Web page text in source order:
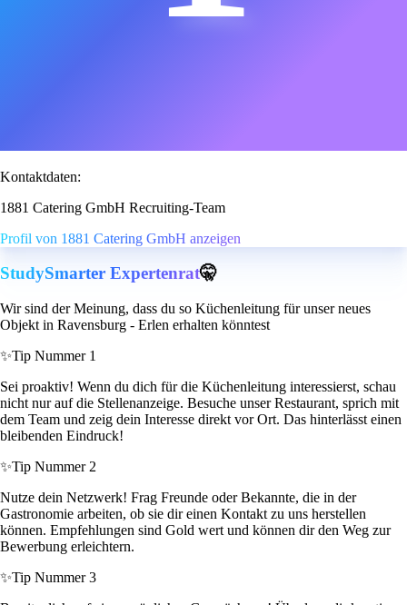
Kontaktdaten:
1881 Catering GmbH Recruiting-Team
Profil von 1881 Catering GmbH anzeigen
StudySmarter Expertenrat🤫
Wir sind der Meinung, dass du so Küchenleitung für unser neues
Objekt in Ravensburg - Erlen erhalten könntest
✨Tip Nummer 1
Sei proaktiv! Wenn du dich für die Küchenleitung interessierst, schau
nicht nur auf die Stellenanzeige. Besuche unser Restaurant, sprich mit
dem Team und zeig dein Interesse direkt vor Ort. Das hinterlässt einen
bleibenden Eindruck!
✨Tip Nummer 2
Nutze dein Netzwerk! Frag Freunde oder Bekannte, die in der
Gastronomie arbeiten, ob sie dir einen Kontakt zu uns herstellen
können. Empfehlungen sind Gold wert und können dir den Weg zur
Bewerbung erleichtern.
✨Tip Nummer 3